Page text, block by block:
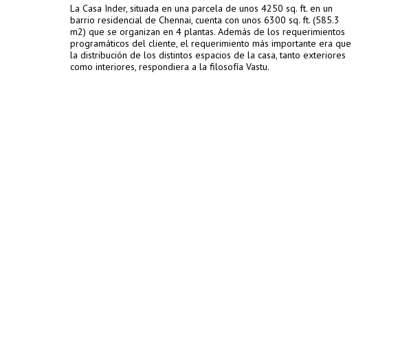
La Casa Inder, situada en una parcela de unos 4250 sq. ft. en un
barrio residencial de Chennai, cuenta con unos 6300 sq. ft. (585.3
m2) que se organizan en 4 plantas. Además de los requerimientos
programáticos del cliente, el requerimiento más importante era que
la distribución de los distintos espacios de la casa, tanto exteriores
como interiores, respondiera a la filosofía Vastu.